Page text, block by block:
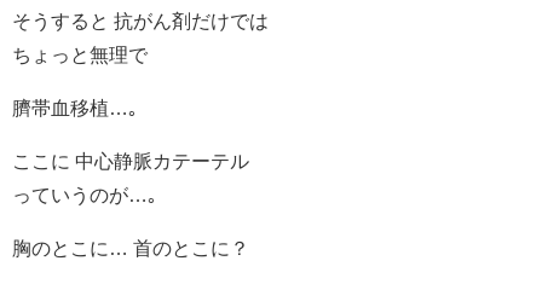
そうすると 抗がん剤だけでは
ちょっと無理で
臍帯血移植…｡
ここに 中心静脈カテーテル
っていうのが…｡
胸のとこに… 首のとこに？